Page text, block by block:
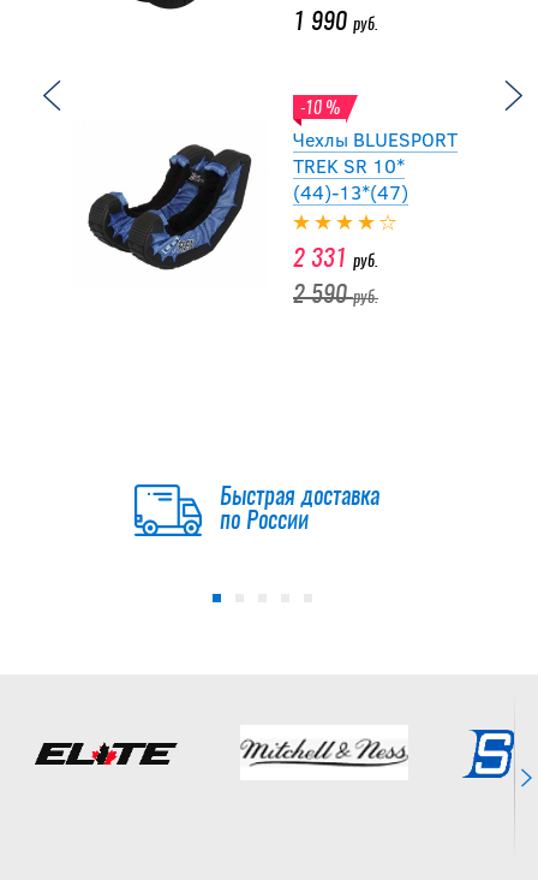
1 990 руб.
-10 %
Чехлы BLUESPORT
TREK SR 10*
(44)-13*(47)
2 331 руб.
2 590руб.
1 990руб.
2 331 руб.
2 590руб.
Быстрая доставка
по России